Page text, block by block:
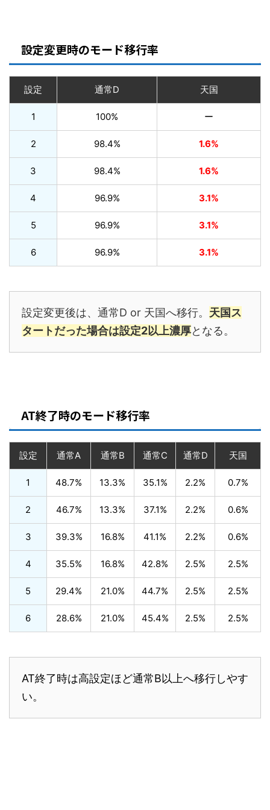
設定変更時のモード移行率
設定 通常D 天国
1 100% ー
2 98.4% 1.6%
3 98.4% 1.6%
4 96.9% 3.1%
5 96.9% 3.1%
6 96.9% 3.1%
設定変更後は、通常D or 天国へ移行。 天国ス
タートだった場合は設定2以上濃厚となる。
AT終了時のモード移行率
設定 通常A 通常B 通常C 通常D 天国
1 48.7% 13.3% 35.1% 2.2% 0.7%
2 46.7% 13.3% 37.1% 2.2% 0.6%
3 39.3% 16.8% 41.1% 2.2% 0.6%
4 35.5% 16.8% 42.8% 2.5% 2.5%
5 29.4% 21.0% 44.7% 2.5% 2.5%
6 28.6% 21.0% 45.4% 2.5% 2.5%
AT終了時は高設定ほど通常B以上へ移行しやす
い。